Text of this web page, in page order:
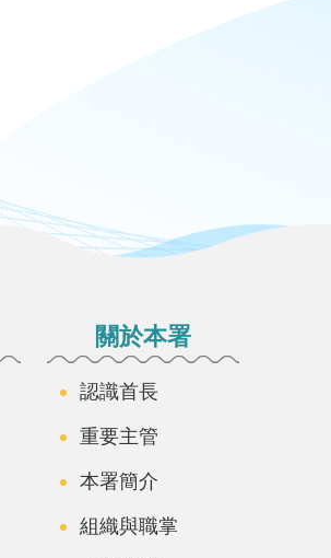
關於本署
認識首長
重要主管
本署簡介
組織與職掌